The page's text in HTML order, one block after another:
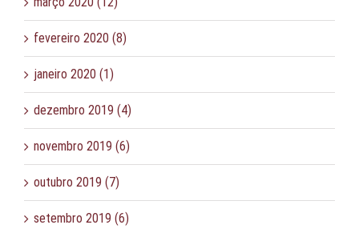
fevereiro 2020 (8)
janeiro 2020 (1)
dezembro 2019 (4)
novembro 2019 (6)
outubro 2019 (7)
setembro 2019 (6)